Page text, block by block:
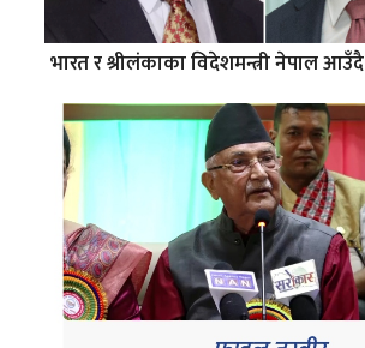
भारत र श्रीलंकाका विदेशमन्त्री नेपाल आउँदै